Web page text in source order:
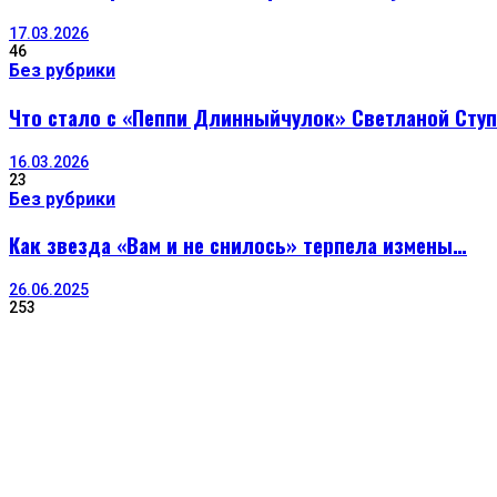
17.03.2026
46
Без рубрики
Что стало с «Пеппи Длинныйчулок» Светланой
16.03.2026
23
Без рубрики
Как звезда «Вам и не снилось» терпела измены…
26.06.2025
253